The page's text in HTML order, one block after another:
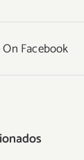
Facebook